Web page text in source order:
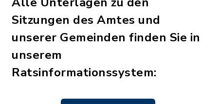
Sitzungen des Amtes und
unserer Gemeinden finden Sie in
unserem
Ratsinformationssystem: